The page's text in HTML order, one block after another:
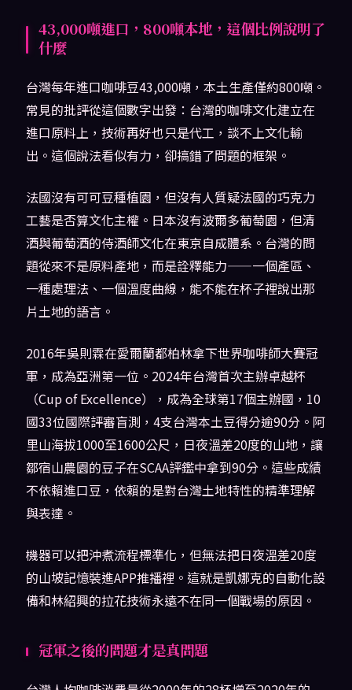
43,000噸進口，800噸本地，這個比例說明了
什麼
台灣每年進口咖啡豆43,000噸，本土生產僅約800噸。
常見的批評從這個數字出發：台灣的咖啡文化建立在
進口原料上，技術再好也只是代工，談不上文化輸
出。這個說法看似有力，卻搞錯了問題的框架。
法國沒有可可豆種植園，但沒有人質疑法國的巧克力
工藝是否算文化主權。日本沒有波爾多葡萄園，但清
酒與葡萄酒的侍酒師文化在東京自成體系。台灣的問
題從來不是原料產地，而是詮釋能力——一個產區、
一種處理法、一個溫度曲線，能不能在杯子裡說出那
片土地的語言。
2016年吳則霖在愛爾蘭都柏林拿下世界咖啡師大賽冠
軍，成為亞洲第一位。2024年台灣首次主辦卓越杯
（Cup of Excellence），成為全球第17個主辦國，10
國33位國際評審盲測，4支台灣本土豆得分逾90分。阿
里山海拔1000至1600公尺，日夜溫差20度的山地，讓
鄒宿山農園的豆子在SCAA評鑑中拿到90分。這些成績
不依賴進口豆，依賴的是對台灣土地特性的精準理解
與表達。
機器可以把沖煮流程標準化，但無法把日夜溫差20度
的山坡記憶裝進APP推播裡。這就是凱娜克的自動化設
備和林紹興的拉花技術永遠不在同一個戰場的原因。
冠軍之後的問題才是真問題